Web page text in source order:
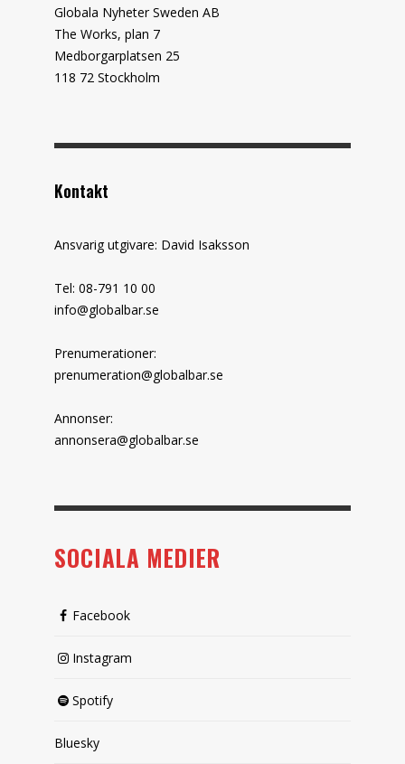
Globala Nyheter Sweden AB
The Works, plan 7
Medborgarplatsen 25
118 72 Stockholm
Kontakt
Ansvarig utgivare: David Isaksson
Tel: 08-791 10 00
info@globalbar.se
Prenumerationer:
prenumeration@globalbar.se
Annonser:
annonsera@globalbar.se
SOCIALA MEDIER
Facebook
Instagram
Spotify
Bluesky